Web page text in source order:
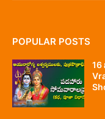
POPULAR POSTS